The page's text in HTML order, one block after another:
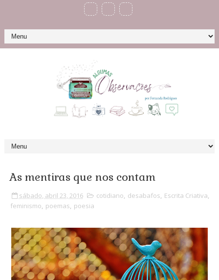
As mentiras que nos contam
sábado, abril 23, 2016 cotidiano, desabafos, Escrita Criativa,
feminismo, poemas, poesia